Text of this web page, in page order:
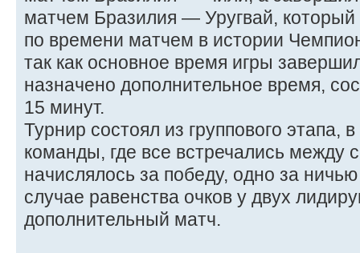
матчем Бразилия — Уругвай,
по времени матчем в истории
так как основное время игры
назначено дополнительное время,
15 минут.
Турнир состоял из группового этапа,
команды, где все встречались между
начислялось за победу, одно за
случае равенства очков у двух
дополнительный матч.